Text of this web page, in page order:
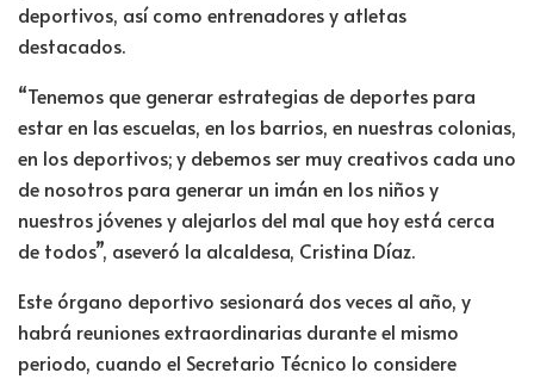
deportivos, así como entrenadores y atletas
destacados.
“Tenemos que generar estrategias de deportes para
estar en las escuelas, en los barrios, en nuestras colonias,
en los deportivos; y debemos ser muy creativos cada uno
de nosotros para generar un imán en los niños y
nuestros jóvenes y alejarlos del mal que hoy está cerca
de todos”, aseveró la alcaldesa, Cristina Díaz.
Este órgano deportivo sesionará dos veces al año, y
habrá reuniones extraordinarias durante el mismo
periodo, cuando el Secretario Técnico lo considere